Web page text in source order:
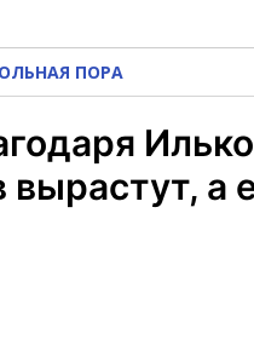
ПОРА
вырастут, а